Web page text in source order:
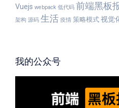
Vuejs webpack 低代码 前端黑板
架构 源码 生活 疫情 策略模式 视觉
我的公众号